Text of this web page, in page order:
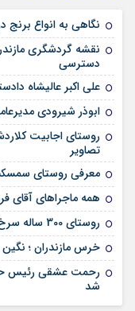
نگاهی به انواع
دسترسی
علی‌ اکبر عالیشاه
ابوذر شیرودی
روستای اجابیت
تصاویر
معرفی روستای
همه ماجراهای آقای
روستای 300 ساله سرخ ‌گریوه بهشهر با اهالی کردستان + تصاویر
خرس مازندران ؛
رحمت عشقی رئیس
شد